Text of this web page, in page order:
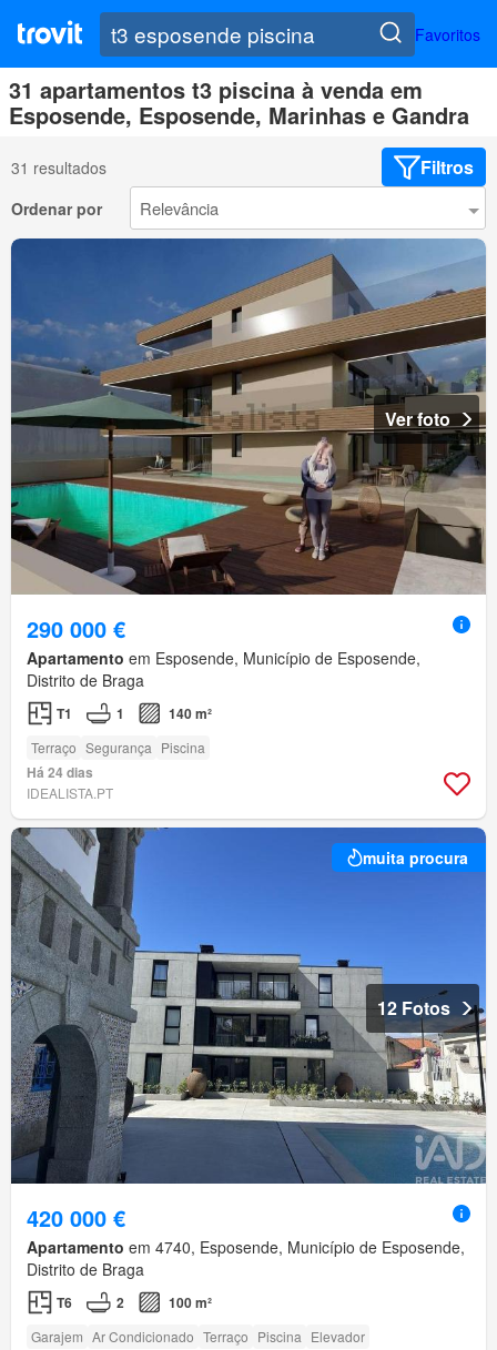
Favoritos
31 apartamentos t3 piscina à venda em
Esposende, Esposende, Marinhas e Gandra
31 resultados Filtros
Ordenar por
Ver foto
290 000 €
Apartamento em Esposende, Município de Esposende,
Distrito de Braga
T1 1 140 m²
Terraço Segurança Piscina
Há 24 dias
IDEALISTA.PT
muita procura
12 Fotos
420 000 €
Apartamento em 4740, Esposende, Município de Esposende,
Distrito de Braga
T6 2 100 m²
Garajem Ar Condicionado Terraço Piscina Elevador